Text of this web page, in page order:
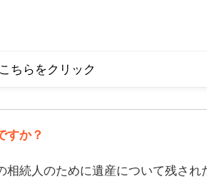
ちらをクリック
すか？
相続人のために遺産について残され